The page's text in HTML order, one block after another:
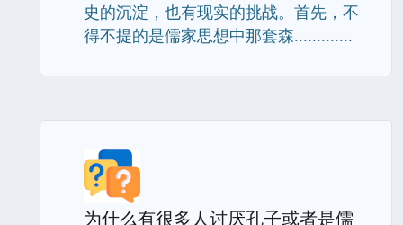
史的沉淀，也有现实的挑战。首先，不
得不提的是儒家思想中那套森.............
为什么有很多人讨厌孔子或者是儒